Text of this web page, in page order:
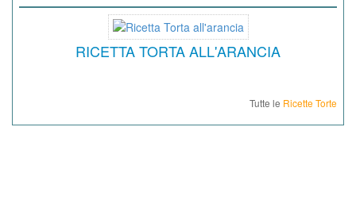
RICETTA TORTA ALL'ARANCIA
Tutte le Ricette Torte